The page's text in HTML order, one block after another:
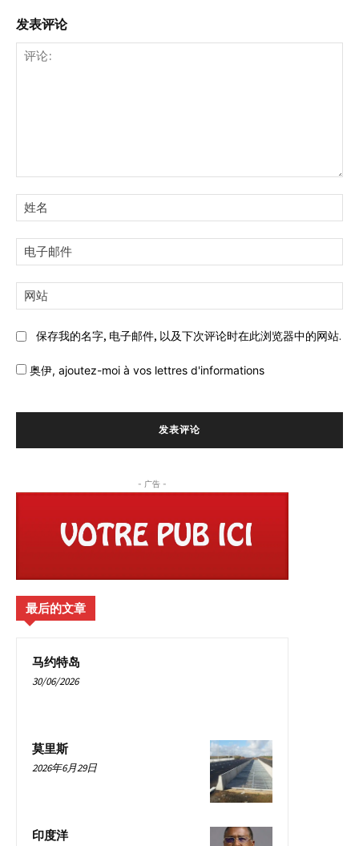
发表评论
论:
名
子
邮
站:
保存我的名字, 电子邮件, 以及下次评论时在此浏览器中的网站.
奥伊, ajoutez-moi à vos lettres d'informations
- 广告 -
最后的文章
马约特岛
30/06/2026
莫里斯
2026年6月29日
印度洋